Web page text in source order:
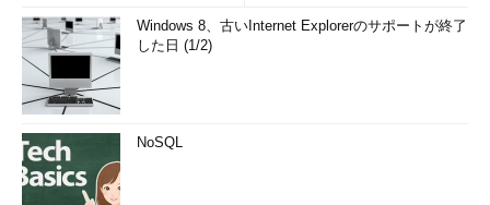
Windows 8、古いInternet Explorerのサポートが終了
した日 (1/2)
NoSQL